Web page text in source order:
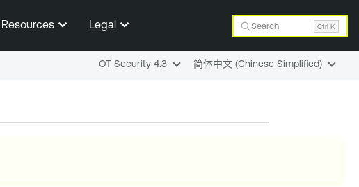
Legal Search Ctrl K
OT Security 4.3 简体中文 (Chinese Simplified)